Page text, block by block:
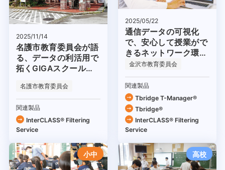
2025/11/14
名護市教育委員会が語
る、データの利活用で
拓くGIGAスクール構
名護市教育委員会
関連製品
InterCLASS®︎ Filtering
Service
2025/05/22
通信データの可視化
で、安心して授業がで
きるネットワーク環境
を実現
金沢市教育委員会
関連製品
Tbridge T-Manager®
Tbridge®
InterCLASS®︎ Filtering
Service
小中 高校